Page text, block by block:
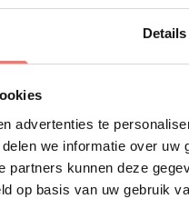
Details
advertenties te
we informatie over
partners kunnen deze
op basis van uw gebruik
artiest en
geliefde
met zingen en
Net als
waarin
toen hij